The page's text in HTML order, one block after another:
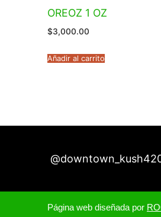
OREOZ 1 OZ
$3,000.00
Añadir al carrito
Página web diseñada por